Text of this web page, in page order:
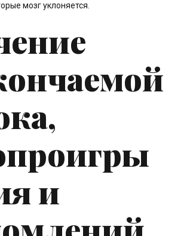
мозг уклоняется.
и